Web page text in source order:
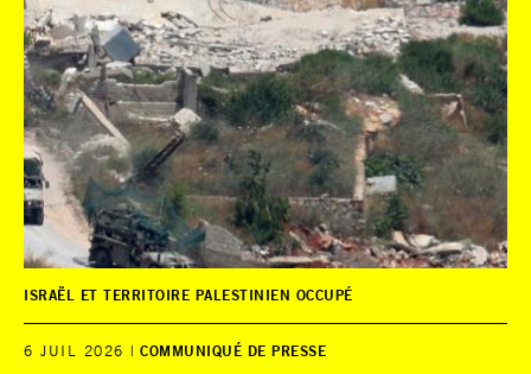
ISRAËL ET TERRITOIRE PALESTINIEN OCCUPÉ
6 JUIL 2026 COMMUNIQUÉ DE PRESSE